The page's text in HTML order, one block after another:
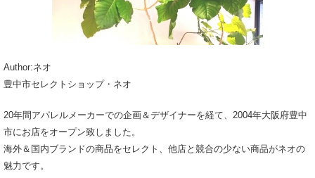
Author:ネオ
豊中市セレクトショップ・ネオ
20年間アパレルメーカーでの企画＆デザイナーを経て、2004年大阪府豊中
市にお店をオープン致しました。
海外＆国内ブランドの商品をセレクト、他店と競合の少ない商品がネオの
魅力です。